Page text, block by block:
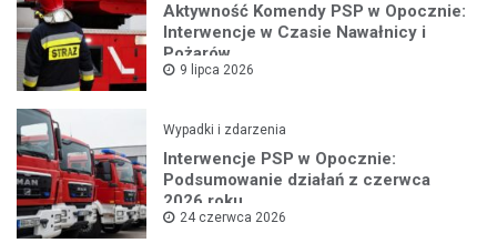
Aktywność Komendy PSP w Opocznie:
Interwencje w Czasie Nawałnicy i
Pożarów
9 lipca 2026
Wypadki i zdarzenia
Interwencje PSP w Opocznie:
Podsumowanie działań z czerwca
2026 roku
24 czerwca 2026